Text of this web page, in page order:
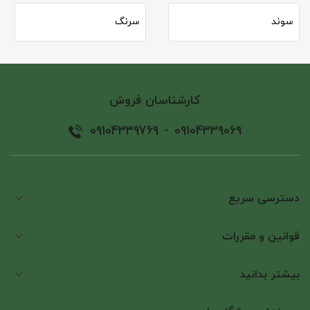
قبل و بعد از جراحی: در برخی جراحی ها نیاز به تخلیه کامل مثانه
انجام آزمایشات پزشکی: برخی از آزمایش های تشخیصی نیاز به
سایزبندی سوند ادراری
سوندهای ادراری با واحد گیج (Gauge) سایزبندی می شوند و هر
سایز رنگ مختص به خود را دارد. انتخاب سایز مناسب برای راحتی
سوند سرنگ
کارشناسان فروش
09104339069
-
09104339769
دسترسی سریع
قوانین و مقررات
بیشتر بدانید